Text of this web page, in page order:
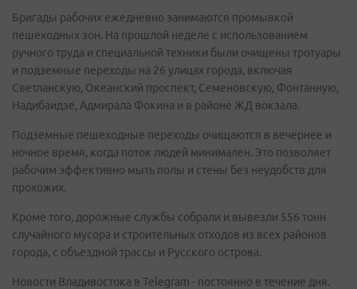
Бригады рабочих ежедневно занимаются промывкой
пешеходных зон. На прошлой неделе с использованием
ручного труда и специальной техники были очищены тротуары
и подземные переходы на 26 улицах города, включая
Светланскую, Океанский проспект, Семеновскую, Фонтанную,
Надибаидзе, Адмирала Фокина и в районе ЖД вокзала.
Подземные пешеходные переходы очищаются в вечернее и
ночное время, когда поток людей минимален. Это позволяет
рабочим эффективно мыть полы и стены без неудобств для
прохожих.
Кроме того, дорожные службы собрали и вывезли 556 тонн
случайного мусора и строительных отходов из всех районов
города, с объездной трассы и Русского острова.
Новости Владивостока в Telegram - постоянно в течение дня.